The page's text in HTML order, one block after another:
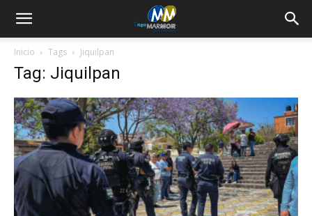
Inicio Tags Jiquilpan
Tag: Jiquilpan